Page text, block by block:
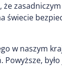
w naszym